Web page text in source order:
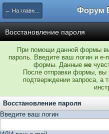
← На главную
Восстановление пароля
При помощи данной формы
пароль. Введите ваш логин и
формы. Данные не
После отправки формы, вы
подтверждении запроса, а
Восстановление пароля
Введите ваш логин